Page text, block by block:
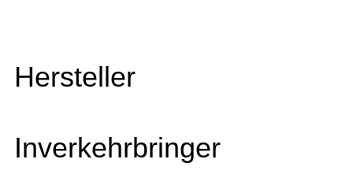
Hersteller
Inverkehrbringer